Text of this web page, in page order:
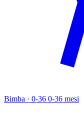
Bimba · 0-36 0-36 mesi